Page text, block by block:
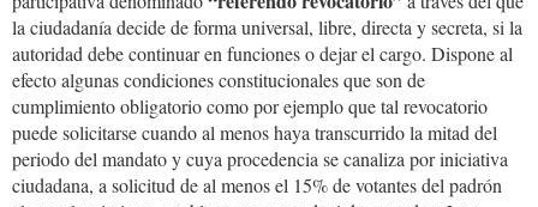
la ciudadanía decide de forma universal, libre, directa y secreta, si la
autoridad debe continuar en funciones o dejar el cargo. Dispone al
efecto algunas condiciones constitucionales que son de
cumplimiento obligatorio como por ejemplo que tal revocatorio
puede solicitarse cuando al menos haya transcurrido la mitad del
periodo del mandato y cuya procedencia se canaliza por iniciativa
ciudadana, a solicitud de al menos el 15% de votantes del padrón